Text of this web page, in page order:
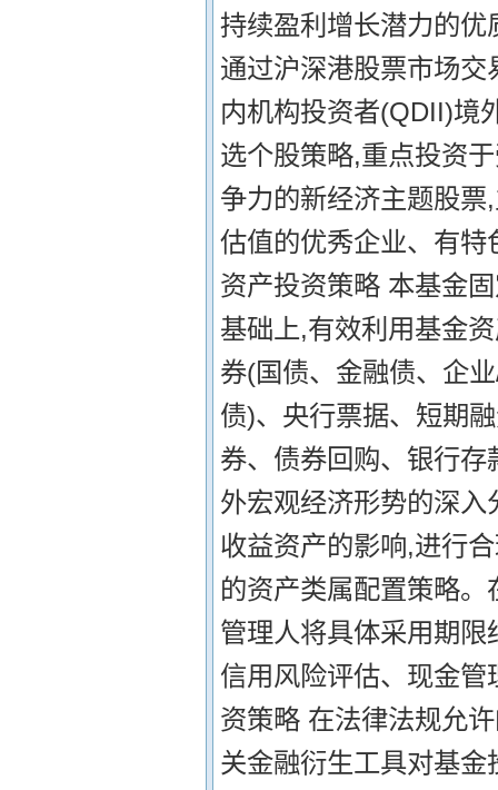
持续盈利增长潜力的
通过沪深港股票市场
内机构投资者(QDII)境
选个股策略,重点投资
争力的新经济主题股
估值的优秀企业、有
资产投资策略 本基金
基础上,有效利用基金
券(国债、金融债、企
债)、央行票据、短期
券、债券回购、银行
外宏观经济形势的深
收益资产的影响,进行
的资产类属配置策略
管理人将具体采用期
信用风险评估、现金
资策略 在法律法规允
关金融衍生工具对基